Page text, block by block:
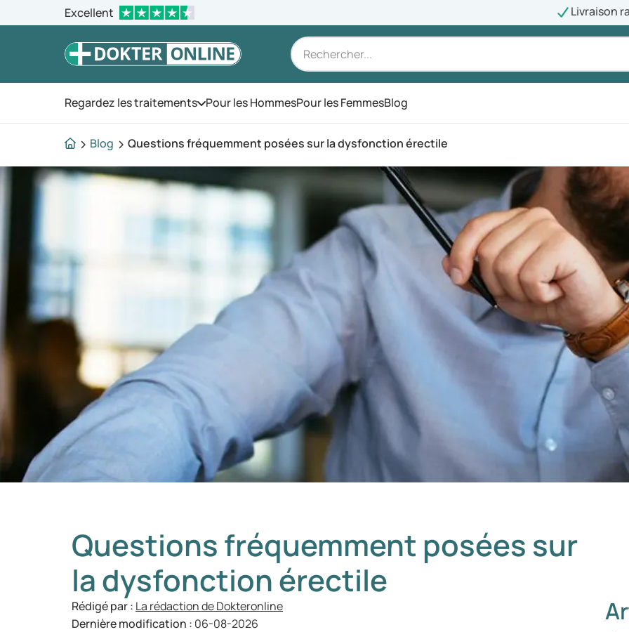
Excellent Livraison
Regardez les traitementsOuvrez le menu
Pour les HommesPour les FemmesBlog
Blog Questions fréquemment posées sur la dysfonction érectile
Questions fréquemment posées sur
la dysfonction érectile
Rédigé par : La rédaction de Dokteronline
Dernière modification : 06-08-2026